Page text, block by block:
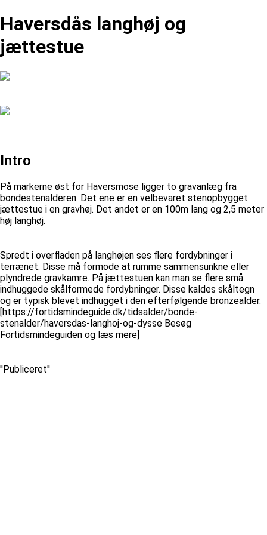
Haversdås langhøj og
jættestue
Intro
På markerne øst for Haversmose ligger to gravanlæg fra
bondestenalderen. Det ene er en velbevaret stenopbygget
jættestue i en gravhøj. Det andet er en 100m lang og 2,5 meter
høj langhøj.
Spredt i overfladen på langhøjen ses flere fordybninger i
terrænet. Disse må formode at rumme sammensunkne eller
plyndrede gravkamre. På jættestuen kan man se flere små
indhuggede skålformede fordybninger. Disse kaldes skåltegn
og er typisk blevet indhugget i den efterfølgende bronzealder.
[https://fortidsmindeguide.dk/tidsalder/bonde-
stenalder/haversdas-langhoj-og-dysse Besøg
Fortidsmindeguiden og læs mere]
''Publiceret''